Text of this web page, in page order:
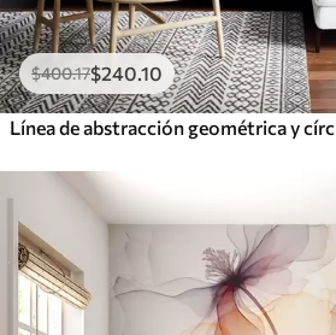
$400.17$240.10